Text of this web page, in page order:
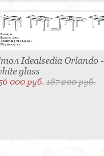
Idealsedia Orlando -
glass
000 руб.187 200 руб.